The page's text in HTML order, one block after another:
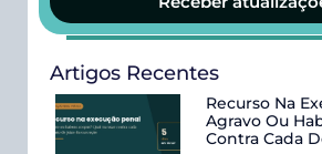
Artigos Recentes
Recurso Na
Agravo Ou
Contra Cada